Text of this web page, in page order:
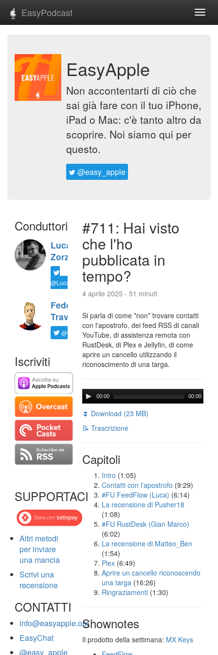
EasyPodcast
EasyApple
Non accontentarti di ciò che
sai già fare con il tuo iPhone,
iPad o Mac: c'è tanto altro da
scoprire. Noi siamo qui per
questo.
@easy_apple
Conduttori
Luca
Zorzi
@LucaTNT
Federico
Travaini
@ftrava
Iscriviti
SUPPORTACI
Altri metodi
per inviare
una mancia
Scrivi una
recensione
CONTATTI
info@easyapple.org
EasyChat
@easy_apple
#711: Hai visto
che l'ho
pubblicata in
tempo?
4 aprile 2025 - 51 minuti
Si parla di come *non* trovare contatti
con l'apostrofo, dei feed RSS di canali
YouTube, di assistenza remota con
RustDesk, di Plex e Jellyfin, di come
aprire un cancello utilizzando il
riconoscimento di una targa.
00:00 00:00
⏬ Download (23 MB)
📝 Trascrizione
Capitoli
Intro (1:05)
Contatti con l'apostrofo (9:29)
#FU FeedFlow (Luca) (6:14)
La recensione di Pusher18
(1:08)
#FU RustDesk (Gian Marco)
(6:02)
La recensione di Matteo_Ben
(1:54)
Plex (6:49)
Aprire un cancello riconoscendo
una targa (16:26)
Ringraziamenti (1:30)
Shownotes
Il prodotto della settimana: MX Keys